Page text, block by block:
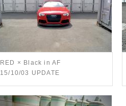
RED × Black in AF
15/10/03 UPDATE